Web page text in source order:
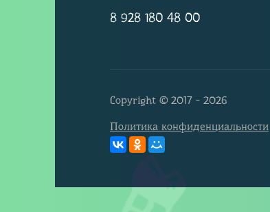
8 928 180 48 00
Copyright © 2017 - 2026
Политика конфиденциальности